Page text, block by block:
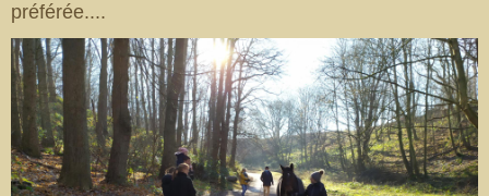
préférée....